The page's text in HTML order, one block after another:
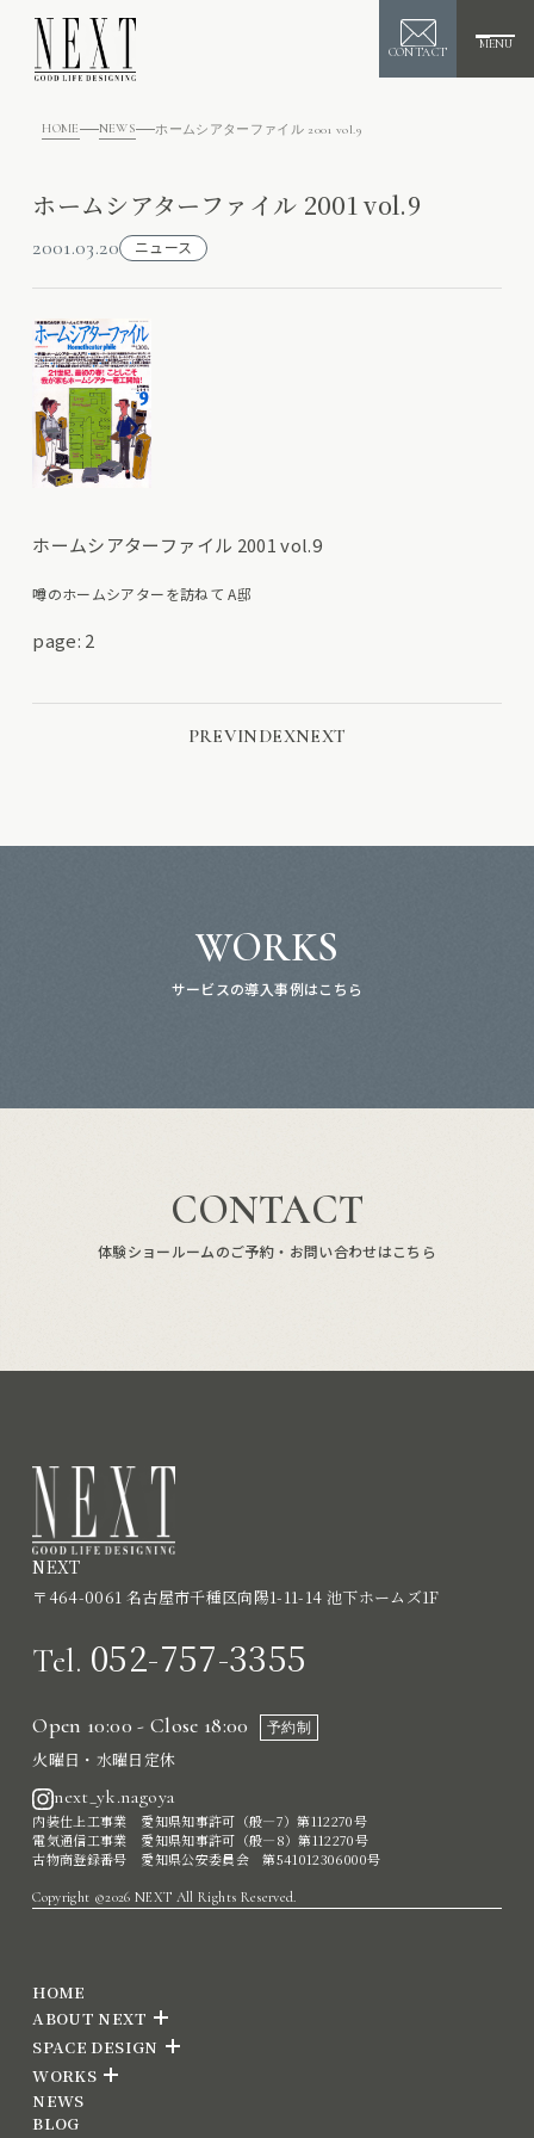
CONTACT
MENU
HOME NEWS ホームシアターファイル 2001 vol.9
ホームシアターファイル 2001 vol.9
2001.03.20 ニュース
ホームシアターファイル 2001 vol.9
噂のホームシアターを訪ねて A邸
page: 2
PREVINDEXNEXT
WORKS
サービスの導入事例はこちら
CONTACT
体験ショールームのご予約・お問い合わせはこちら
NEXT
〒464-0061 名古屋市千種区向陽1-11-14 池下ホームズ1F
Tel. 052-757-3355
Open 10:00 - Close 18:00 予約制
火曜日・水曜日定休
next_yk.nagoya
内装仕上工事業 愛知県知事許可（般―7）第112270号
電気通信工事業 愛知県知事許可（般―8）第112270号
古物商登録番号 愛知県公安委員会 第541012306000号
Copyright ©2026 NEXT All Rights Reserved.
HOME
ABOUT NEXT
SPACE DESIGN
WORKS
NEWS
BLOG